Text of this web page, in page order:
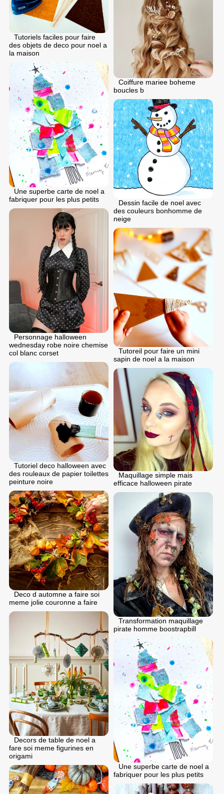
Tutoriels faciles pour faire
des objets de deco pour noel a
la maison
Coiffure mariee boheme
boucles b
Une superbe carte de noel a
fabriquer pour les plus petits
Dessin facile de noel avec
des couleurs bonhomme de
neige
Personnage halloween
wednesday robe noire chemise
col blanc corset
Tutoreil pour faire un mini
sapin de noel a la maison
Tutoriel deco halloween avec
des rouleaux de papier toilettes
peinture noire
Maquillage simple mais
efficace halloween pirate
Deco d automne a faire soi
meme jolie couronne a faire
Transformation maquillage
pirate homme boostrapbill
Decors de table de noel a
fare soi meme figurines en
origami
Une superbe carte de noel a
fabriquer pour les plus petits